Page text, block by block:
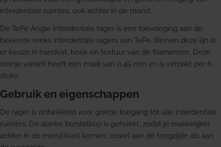
interdentale ruimtes, ook achter in de mond.
De TePe Angle Interdentale rager is een toevoeging aan de
bekende reeks interdentale ragers van TePe. Binnen deze lijn is
er keuze in handvat, hoek en textuur van de filamenten. Deze
oranje variant heeft een maat van 0,45 mm en is verpakt per 6
stuks.
Gebruik en eigenschappen
De rager is ontwikkeld voor goede toegang tot alle interdentale
ruimtes. De slanke borstelkop is gehoekt, zodat je makkelijker
achter in de mond kunt komen, zowel aan de tongzijde als aan